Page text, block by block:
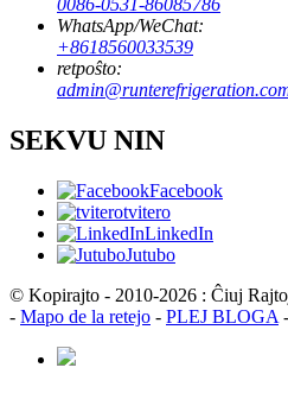
0086-0531-86085786
WhatsApp/WeChat:
+8618560033539
retpoŝto:
SEKVU NIN
Facebook
tvitero
LinkedIn
Jutubo
© Kopirajto - 2010-2026 : Ĉiuj
- Mapo de la retejo - PLEJ BLOGA -